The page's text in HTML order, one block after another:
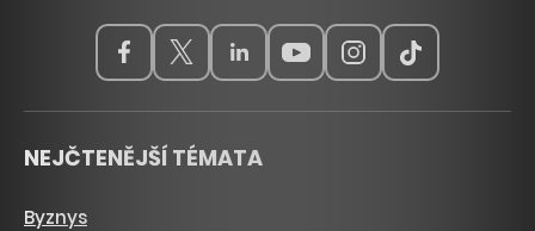
NEJČTENĚJŠÍ TÉMATA
Byznys